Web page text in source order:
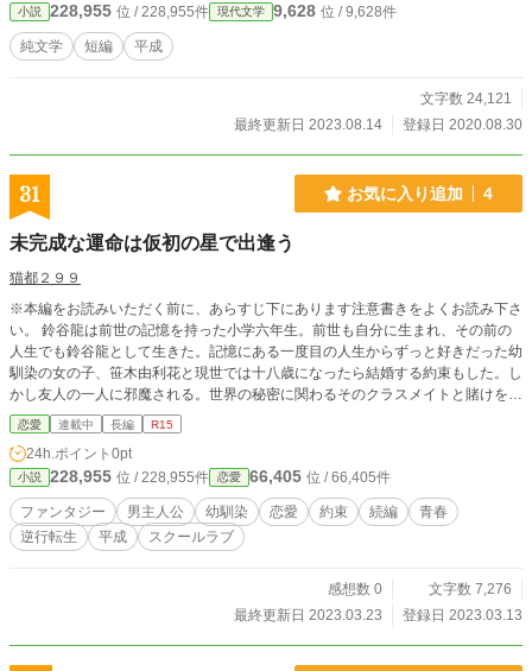
小説 228,955 位 / 228,955件 現代文学 9,628 位 / 9,628件
純文学 短編 平成
文字数 24,121
最終更新日 2023.08.14
登録日 2020.08.30
31 お気に入り追加 4
未完成な運命は仮初の星で出逢う
猫都２９９
※本編をお読みいただく前に、あらすじ下にあります注意書きをよくお読み下さ
い。 鈴谷龍は前世の記憶を持った小学六年生。前世も自分に生まれ、その前の
人生でも鈴谷龍として生きた。記憶にある一度目の人生からずっと好きだった幼
馴染の女の子、笹木由利花と現世では十八歳になったら結婚する約束もした。し
かし友人の一人に邪魔される。世界の秘密に関わるそのクラスメイトと賭けをす
る。由利花を守る為、彼女を好きじゃないフリをする事になる。十八歳になった
時、約束は果たされるのだろうか。 ※注意※ 「やり直しの人生では我が子を抱
きしめたい！ ～後悔していた過去を変えていったら片想いしていた人たちと両
想いになりそうな気配だけど夫の事が気がかりです～」の続編的な小説になりま
す。なのでこの小説からお読みいただきますと「やり直しの～」のネタバレがあ
りますし（あらすじから既にあります）、「やり直しの～」を読んでいないと分
からない箇所もあるかもしれません。そして「やり直しの～」から主人公が交代
恋愛 連載中 長編 R15
24h.ポイント 0pt
小説 228,955 位 / 228,955件 恋愛 66,405 位 / 66,405件
ファンタジー 男主人公 幼馴染 恋愛 約束 続編
青春
逆行転生
平成 スクールラブ
感想数 0
文字数 7,276
最終更新日 2023.03.23
登録日 2023.03.13